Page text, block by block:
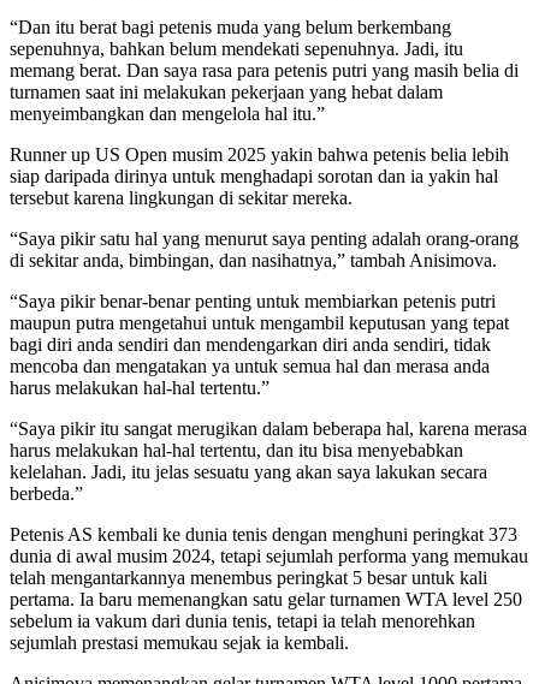
“Dan itu berat bagi petenis muda yang belum berkembang
sepenuhnya, bahkan belum mendekati sepenuhnya. Jadi, itu
memang berat. Dan saya rasa para petenis putri yang masih belia di
turnamen saat ini melakukan pekerjaan yang hebat dalam
menyeimbangkan dan mengelola hal itu.”
Runner up US Open musim 2025 yakin bahwa petenis belia lebih
siap daripada dirinya untuk menghadapi sorotan dan ia yakin hal
tersebut karena lingkungan di sekitar mereka.
“Saya pikir satu hal yang menurut saya penting adalah orang-orang
di sekitar anda, bimbingan, dan nasihatnya,” tambah Anisimova.
“Saya pikir benar-benar penting untuk membiarkan petenis putri
maupun putra mengetahui untuk mengambil keputusan yang tepat
bagi diri anda sendiri dan mendengarkan diri anda sendiri, tidak
mencoba dan mengatakan ya untuk semua hal dan merasa anda
harus melakukan hal-hal tertentu.”
“Saya pikir itu sangat merugikan dalam beberapa hal, karena merasa
harus melakukan hal-hal tertentu, dan itu bisa menyebabkan
kelelahan. Jadi, itu jelas sesuatu yang akan saya lakukan secara
berbeda.”
Petenis AS kembali ke dunia tenis dengan menghuni peringkat 373
dunia di awal musim 2024, tetapi sejumlah performa yang memukau
telah mengantarkannya menembus peringkat 5 besar untuk kali
pertama. Ia baru memenangkan satu gelar turnamen WTA level 250
sebelum ia vakum dari dunia tenis, tetapi ia telah menorehkan
sejumlah prestasi memukau sejak ia kembali.